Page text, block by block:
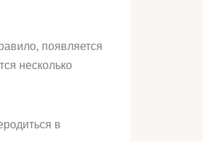
появляется
несколько
в